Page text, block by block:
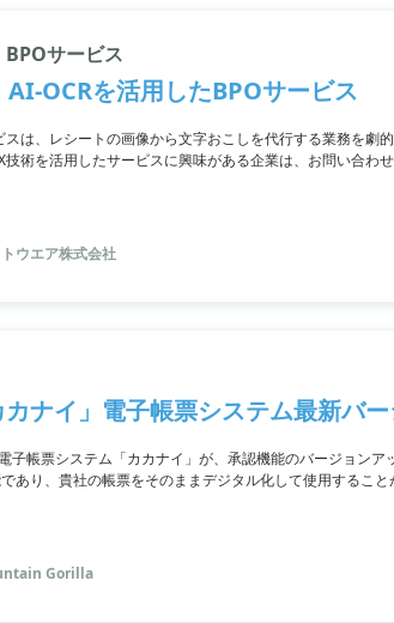
サービス
AI-OCRを活用したBPOサービス
スは、レシートの画像から文字おこしを代行する業務を劇
術を活用したサービスに興味がある企業は、お問い合わ
ウエア株式会社
ナイ」電子帳票システム最新バ
帳票システム「カカナイ」が、承認機能のバージョンア
あり、貴社の帳票をそのままデジタル化して使用するこ
幹システムとの連携により年間約60万円のコスト削減に成
Gorilla